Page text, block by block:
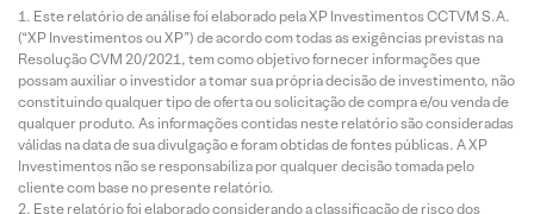
Este relatório de análise foi elaborado pela XP Investimentos CCTVM S.A.
(“XP Investimentos ou XP”) de acordo com todas as exigências previstas na
Resolução CVM 20/2021, tem como objetivo fornecer informações que
possam auxiliar o investidor a tomar sua própria decisão de investimento, não
constituindo qualquer tipo de oferta ou solicitação de compra e/ou venda de
qualquer produto. As informações contidas neste relatório são consideradas
válidas na data de sua divulgação e foram obtidas de fontes públicas. A XP
Investimentos não se responsabiliza por qualquer decisão tomada pelo
cliente com base no presente relatório.
Este relatório foi elaborado considerando a classificação de risco dos